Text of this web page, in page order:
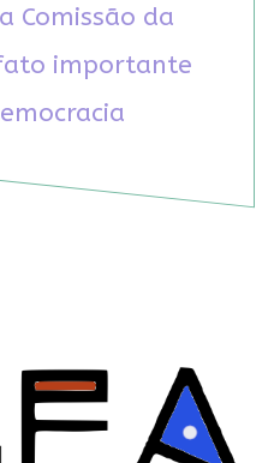
Comissão da
importante